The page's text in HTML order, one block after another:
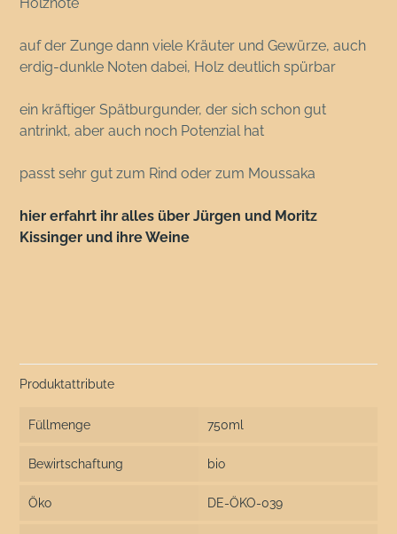
auf der Zunge dann viele Kräuter und Gewürze, auch
erdig-dunkle Noten dabei, Holz deutlich spürbar
ein kräftiger Spätburgunder, der sich schon gut
antrinkt, aber auch noch Potenzial hat
passt sehr gut zum Rind oder zum Moussaka
hier erfahrt ihr alles über Jürgen und Moritz
Kissinger und ihre Weine
Produktattribute
Füllmenge 750ml
Bewirtschaftung bio
Öko DE-ÖKO-039